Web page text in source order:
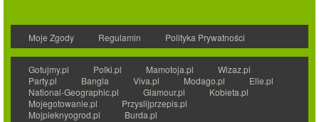
Moje Zgody Regulamin Polityka Prywatności
Gotujmy.pl Polki.pl Mamotoja.pl
Wizaz.pl
Party.pl
Bangla Viva.pl Modago.pl
Elle.pl
National-Geographic.pl
Glamour.pl
Kobieta.pl
Mojegotowanie.pl
Przyslijprzepis.pl
Mojpieknyogrod.pl
Burda.pl